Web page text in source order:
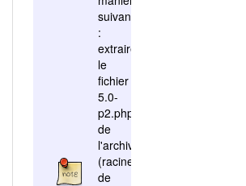
suivante
:
extraire
le
fichier
5.0-
p2.php
de
l'archive
(racine
de